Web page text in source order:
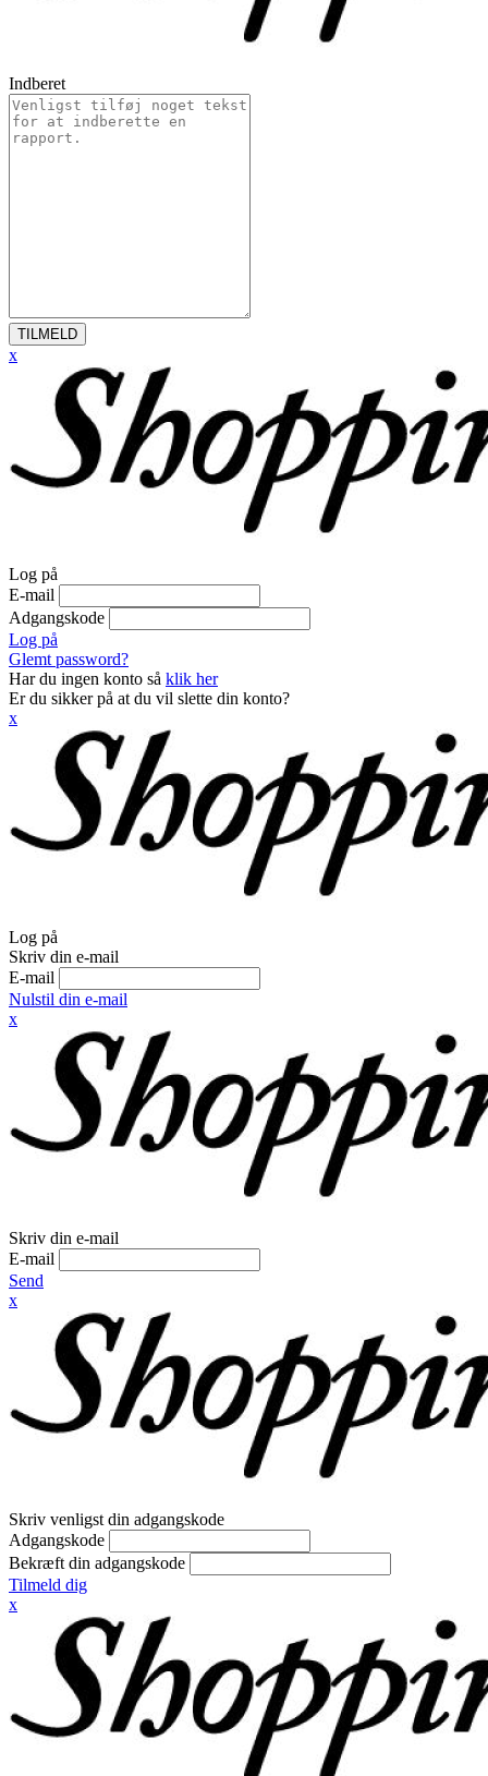
Indberet
TILMELD
x
Log på
E-mail
Adgangskode
Log på
Glemt password?
Har du ingen konto så klik her
Er du sikker på at du vil slette din konto?
x
Log på
Skriv din e-mail
E-mail
Nulstil din e-mail
x
Skriv din e-mail
E-mail
Send
x
Skriv venligst din adgangskode
Adgangskode
Bekræft din adgangskode
Tilmeld dig
x